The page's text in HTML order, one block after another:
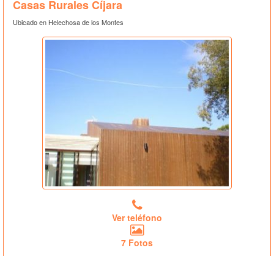
Casas Rurales Cíjara
Ubicado en Helechosa de los Montes
Ver teléfono
7 Fotos